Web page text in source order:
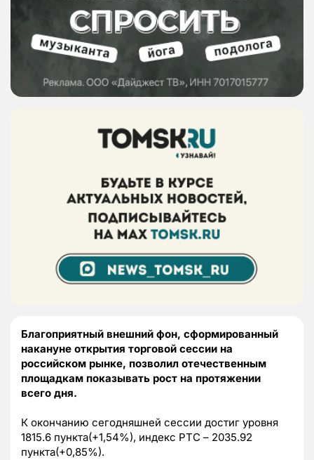
Благоприятный внешний фон, сформированный
накануне открытия торговой сессии на
российском рынке, позволил отечественным
площадкам показывать рост на протяжении
всего дня.
К окончанию сегодняшней сессии достиг уровня
1815.6 пункта(+1,54%), индекс РТС – 2035.92
пункта(+0,85%).